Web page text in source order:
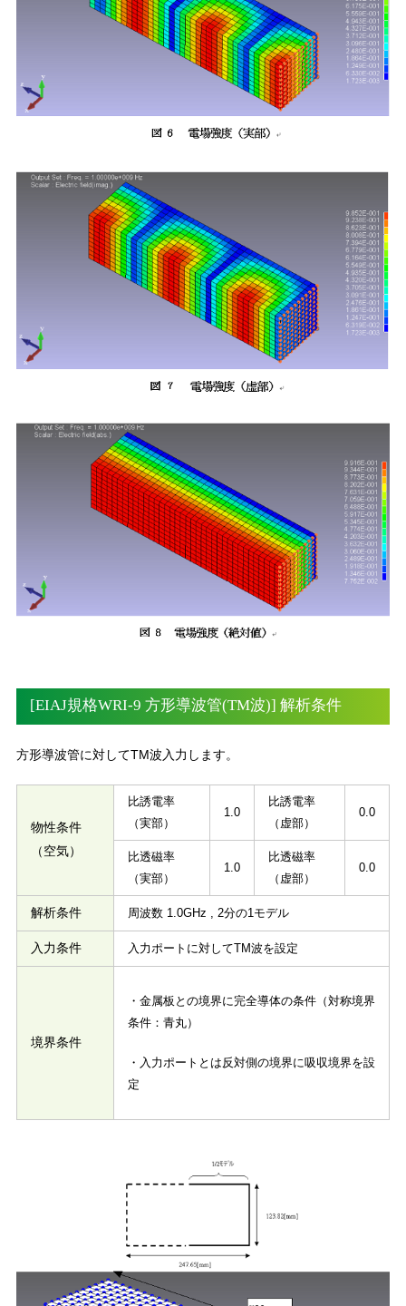
[EIAJ規格WRI-9 方形導波管(TM波)] 解析条件
方形導波管に対してTM波入力します。
物性条件
（空気）
比誘電率
（実部）
1.0
比誘電率
（虚部）
0.0
比透磁率
（実部）
1.0
比透磁率
（虚部）
0.0
解析条件 周波数 1.0GHz , 2分の1モデル
入力条件 入力ポートに対してTM波を設定
境界条件
・金属板との境界に完全導体の条件（対称境界
条件：青丸）
・入力ポートとは反対側の境界に吸収境界を設
定